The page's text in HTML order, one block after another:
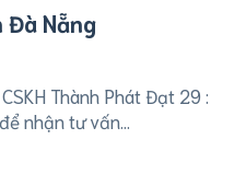
Đà Nẵng
Thành Phát Đạt 29 :
nhận tư vấn...